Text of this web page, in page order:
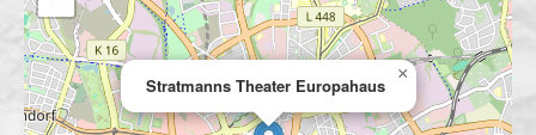
Stratmanns Theater Europahaus
×